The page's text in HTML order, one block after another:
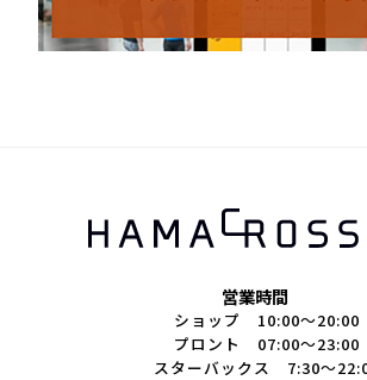
営業時間
ショップ 10:00～20:00
プロント 07:00～23:00
スターバックス 7:30～